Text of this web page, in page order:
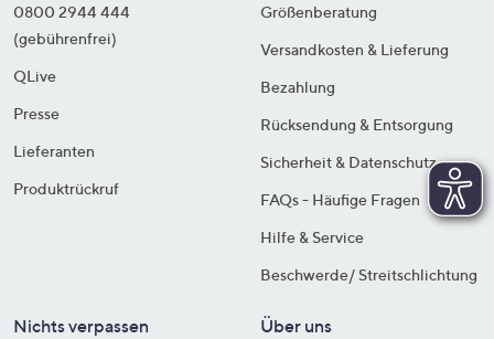
0800 2944 444
(gebührenfrei)
QLive
Presse
Lieferanten
Produktrückruf
Größenberatung
Versandkosten & Lieferung
Bezahlung
Rücksendung & Entsorgung
Sicherheit & Datenschutz
FAQs - Häufige Fragen
Hilfe & Service
Beschwerde/ Streitschlichtung
Nichts verpassen Über uns